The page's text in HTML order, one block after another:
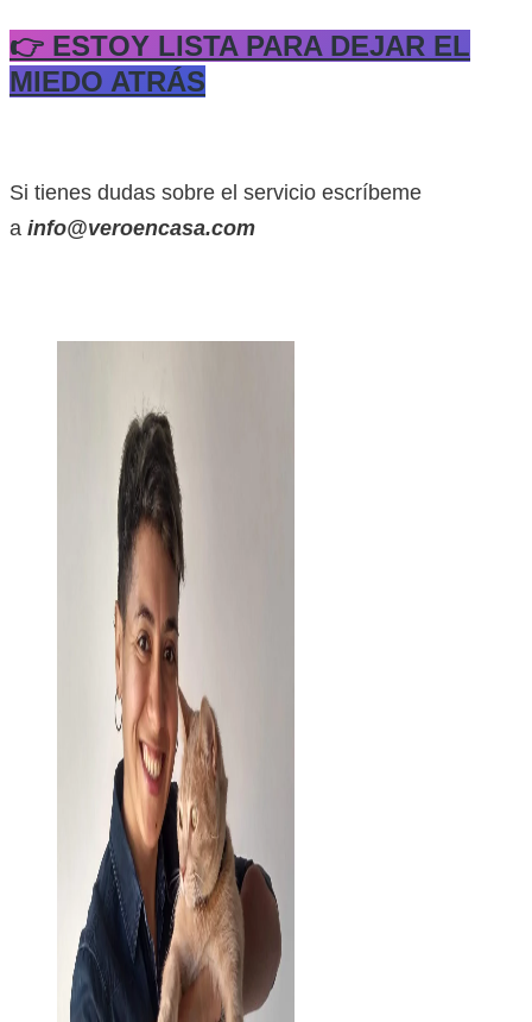
👉 ESTOY LISTA PARA DEJAR EL
MIEDO ATRÁS
Si tienes dudas sobre el servicio escríbeme
a info@veroencasa.com